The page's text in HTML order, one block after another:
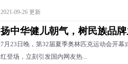
2021-09-26 更新
扬中华健儿朝气，树民族品
7月23日晚，第32届夏季奥林匹克运动会开
红登场，立刻引发国内网友热...